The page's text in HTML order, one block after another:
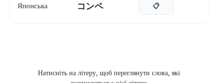
Японська コンペ 📋
Натисніть на літеру, щоб переглянути слова, які